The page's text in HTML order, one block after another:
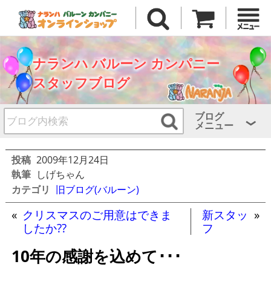
ナランハ バルーン カンパニー
スタッフブログ
ブログ
メニュー
投稿 2009年12月24日
執筆 しげちゃん
カテゴリ 旧ブログ(バルーン)
« クリスマスのご用意はできま
したか??
新スタッ
フ
»
10年の感謝を込めて･･･